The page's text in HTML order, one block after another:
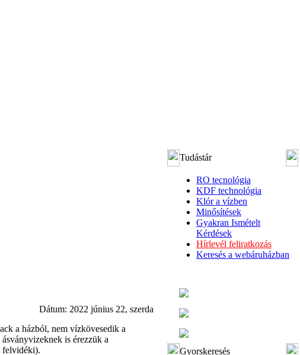
Dátum: 2022 június 22, szerda
a házból, nem vízkövesedik a
is érezzük a
felvidéki).
Tudástár
RO tecnológia
KDF technológia
Klór a vízben
Minősítések
Gyakran Ismételt
Kérdések
Hírlevél feliratkozás
Keresés a webáruházban
Gyorskeresés